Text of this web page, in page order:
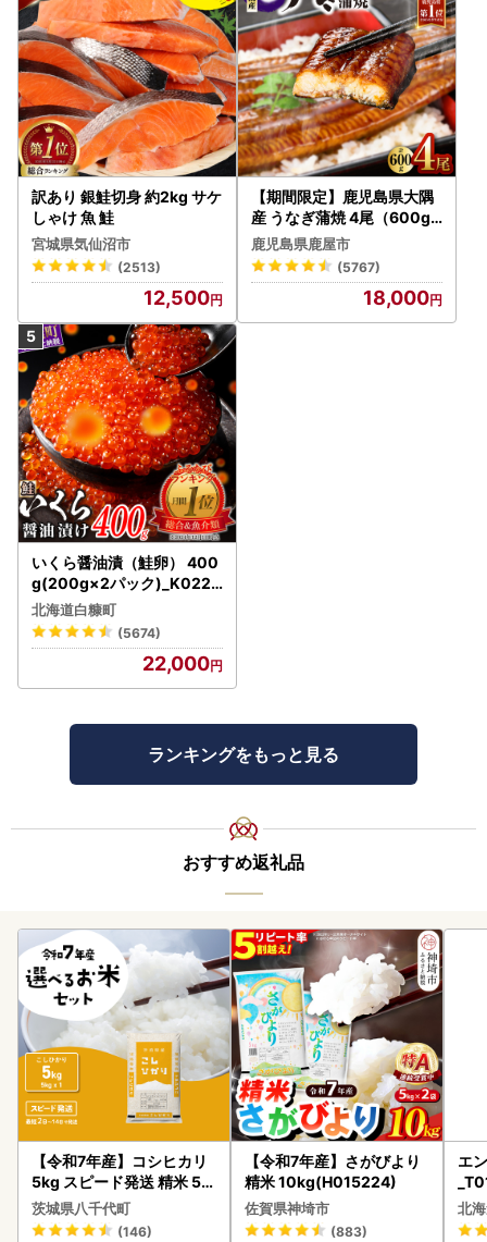
訳あり 銀鮭切身 約2kg サケ
しゃけ 魚 鮭
宮城県気仙沼市
(2513)
12,500
【期間限定】鹿児島県大隅
産 うなぎ蒲焼 4尾（600g
） KN007-004-04-cp18
うなぎ 鰻 魚 惣菜 総菜
鹿児島県鹿屋市
(5767)
18,000
いくら醤油漬（鮭卵） 400
g(200g×2パック)_K022-
1676
北海道白糠町
(5674)
22,000
ランキングをもっと見る
おすすめ返礼品
【令和7年産】コシヒカリ
5kg スピード発送 精米 5k
g x 1袋 白米 茨城県 八千代
町
茨城県八千代町
(146)
【令和7年産】さがびより
精米 10kg(H015224)
佐賀県神埼市
(883)
エ
北